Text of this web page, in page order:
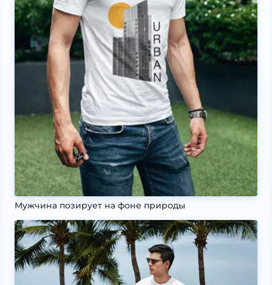
Мужчина позирует на фоне природы